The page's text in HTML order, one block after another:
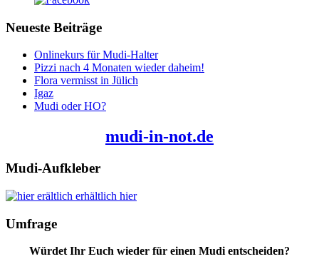
Neueste Beiträge
Onlinekurs für Mudi-Halter
Pizzi nach 4 Monaten wieder daheim!
Flora vermisst in Jülich
Igaz
Mudi oder HO?
mudi-in-not.de
Mudi-Aufkleber
erhältlich hier
Umfrage
Würdet Ihr Euch wieder für einen Mudi entscheiden?